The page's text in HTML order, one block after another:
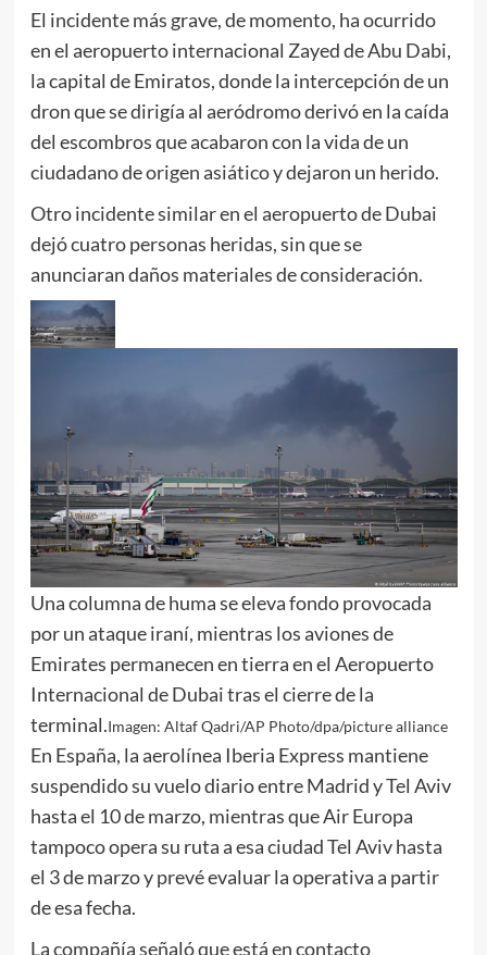
El incidente más grave, de momento, ha ocurrido
en el aeropuerto internacional Zayed de Abu Dabi,
la capital de Emiratos, donde la intercepción de un
dron que se dirigía al aeródromo derivó en la caída
del escombros que acabaron con la vida de un
ciudadano de origen asiático y dejaron un herido.
Otro incidente similar en el aeropuerto de Dubai
dejó cuatro personas heridas, sin que se
anunciaran daños materiales de consideración.
Una columna de huma se eleva fondo provocada
por un ataque iraní, mientras los aviones de
Emirates permanecen en tierra en el Aeropuerto
Internacional de Dubai tras el cierre de la
terminal.Imagen: Altaf Qadri/AP Photo/dpa/picture alliance
En España, la aerolínea Iberia Express mantiene
suspendido su vuelo diario entre Madrid y Tel Aviv
hasta el 10 de marzo, mientras que Air Europa
tampoco opera su ruta a esa ciudad Tel Aviv hasta
el 3 de marzo y prevé evaluar la operativa a partir
de esa fecha.
La compañía señaló que está en contacto